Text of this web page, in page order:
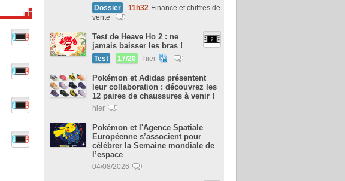
Dossier 11h32 Finance et chiffres de
vente
Test de Heave Ho 2 : ne
jamais baisser les bras !
Test 17/20 hier
Pokémon et Adidas présentent
leur collaboration : découvrez les
12 paires de chaussures à venir !
hier
Pokémon et l'Agence Spatiale
Européenne s’associent pour
célébrer la Semaine mondiale de
l’espace
04/08/2026